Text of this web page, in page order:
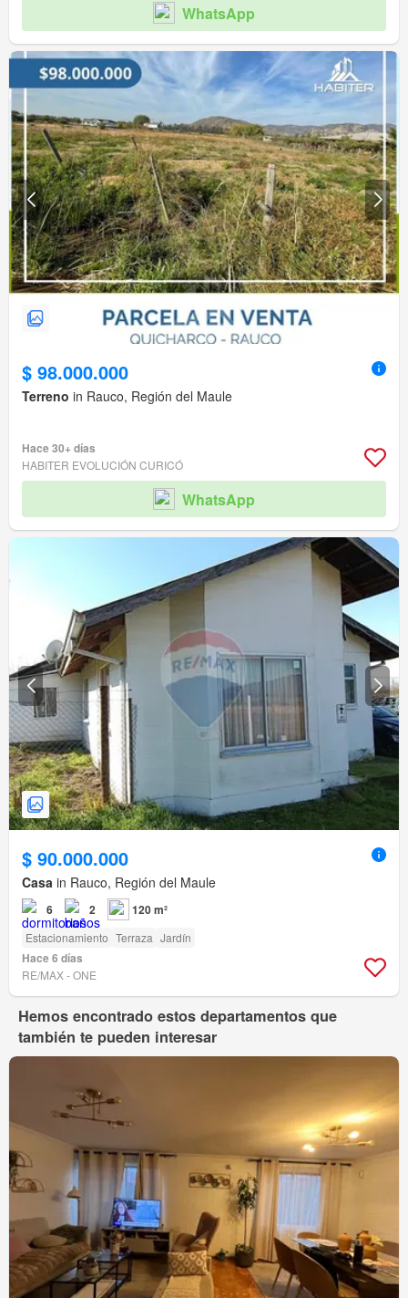
WhatsApp
$ 98.000.000
Terreno in Rauco, Región del Maule
Hace 30+ días
HABITER EVOLUCIÓN CURICÓ
WhatsApp
$ 90.000.000
Casa in Rauco, Región del Maule
6 2 120 m²
Estacionamiento Terraza Jardín
Hace 6 días
RE/MAX - ONE
Hemos encontrado estos departamentos que
también te pueden interesar